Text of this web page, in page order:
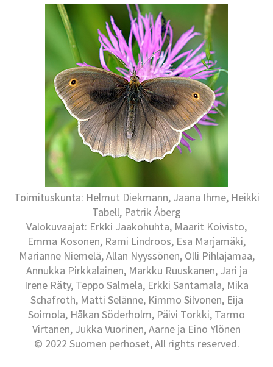
Toimituskunta: Helmut Diekmann, Jaana Ihme, Heikki
Tabell, Patrik Åberg
Valokuvaajat: Erkki Jaakohuhta, Maarit Koivisto,
Emma Kosonen, Rami Lindroos, Esa Marjamäki,
Marianne Niemelä, Allan Nyyssönen, Olli Pihlajamaa,
Annukka Pirkkalainen, Markku Ruuskanen, Jari ja
Irene Räty, Teppo Salmela, Erkki Santamala, Mika
Schafroth, Matti Selänne, Kimmo Silvonen, Eija
Soimola, Håkan Söderholm, Päivi Torkki, Tarmo
Virtanen, Jukka Vuorinen, Aarne ja Eino Ylönen
© 2022 Suomen perhoset, All rights reserved.